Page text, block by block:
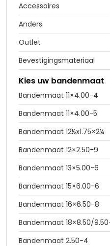
Accessoires
Anders
Outlet
Bevestigingsmateriaal
Kies uw bandenmaat
Bandenmaat 11×4.00-4
Bandenmaat 11×4.00-5
Bandenmaat 12½x1.75×2¼
Bandenmaat 12×2.50-9
Bandenmaat 13×5.00-6
Bandenmaat 15×6.00-6
Bandenmaat 16×6.50-8
Bandenmaat 18×8.50/
Bandenmaat 2.50-4